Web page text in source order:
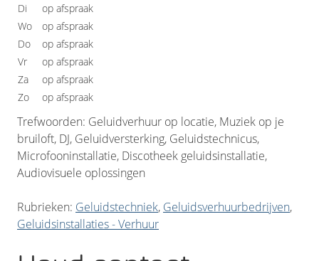
Di
op afspraak
Wo
op afspraak
Do
op afspraak
Vr
op afspraak
Za
op afspraak
Zo
op afspraak
Trefwoorden: Geluidverhuur op locatie, Muziek op je
bruiloft, DJ, Geluidversterking, Geluidstechnicus,
Microfooninstallatie, Discotheek geluidsinstallatie,
Audiovisuele oplossingen
Rubrieken: Geluidstechniek, Geluidsverhuurbedrijven,
Geluidsinstallaties - Verhuur